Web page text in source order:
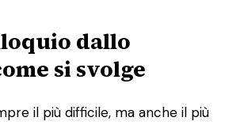
dallo
si svolge
il più difficile, ma anche il più